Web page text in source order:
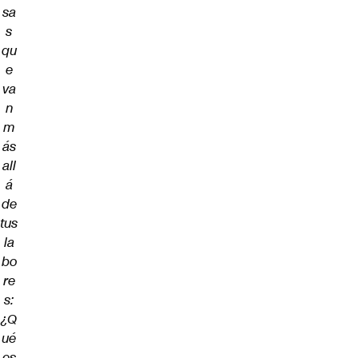
sa
s
qu
e
va
n
m
ás
all
á
de
tus
la
bo
re
s:
¿Q
ué